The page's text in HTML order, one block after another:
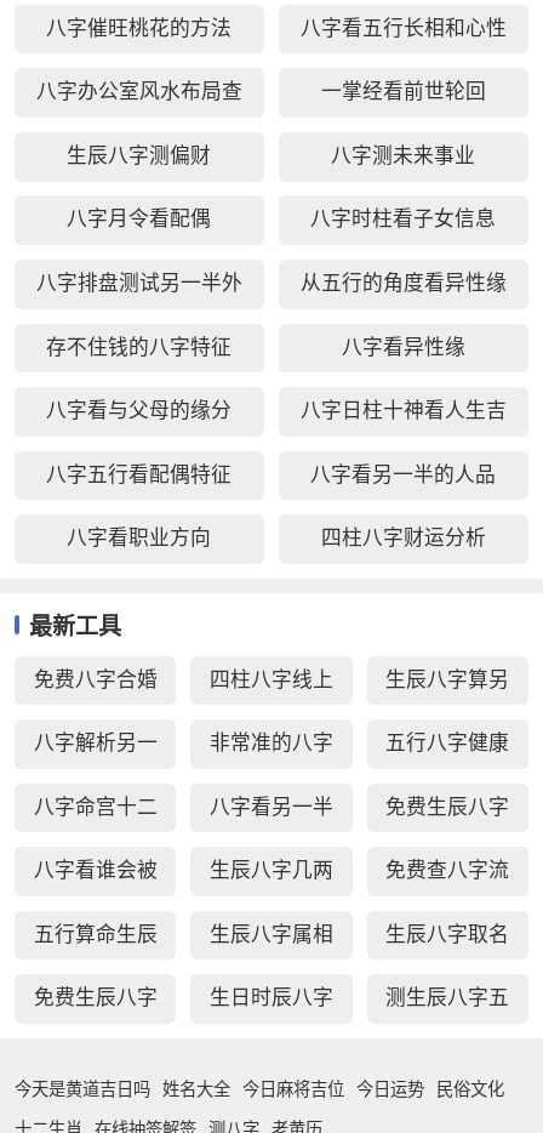
动好
八字催旺桃花的方法 八字看五行长相和心性
八字办公室风水布局查
询
一掌经看前世轮回
生辰八字测偏财 八字测未来事业
八字月令看配偶 八字时柱看子女信息
八字排盘测试另一半外
貌
从五行的角度看异性缘
存不住钱的八字特征 八字看异性缘
八字看与父母的缘分 八字日柱十神看人生吉
八字五行看配偶特征 八字看另一半的人品
八字看职业方向 四柱八字财运分析
最新工具
免费八字合婚
周易生辰八字
四柱八字线上
排盘
生辰八字算另
一半长相
八字解析另一
半
非常准的八字
日柱秘诀查询
五行八字健康
疾病测算
八字命宫十二
宫断事
八字看另一半
家境能力
免费生辰八字
选车牌号
八字看谁会被
你吸引
生辰八字几两
几钱对照表
免费查八字流
年运势
五行算命生辰
八字测算
生辰八字属相
婚配查询
生辰八字取名
字免费测试
免费生辰八字 生日时辰八字 测生辰八字五
今天是黄道吉日吗 姓名大全 今日麻将吉位 今日运势 民俗文化
十二生肖 在线抽签解签 测八字 老黄历